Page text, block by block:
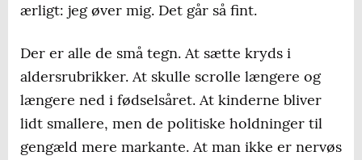
ærligt: jeg øver mig. Det går så fint.
Der er alle de små tegn. At sætte kryds i
aldersrubrikker. At skulle scrolle længere og
længere ned i fødselsåret. At kinderne bliver
lidt smallere, men de politiske holdninger til
gengæld mere markante. At man ikke er nervøs